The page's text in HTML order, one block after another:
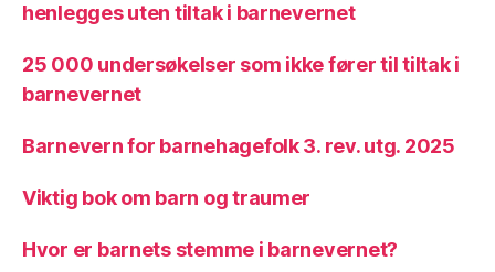
henlegges uten tiltak i barnevernet
25 000 undersøkelser som ikke fører til tiltak i
barnevernet
Barnevern for barnehagefolk 3. rev. utg. 2025
Viktig bok om barn og traumer
Hvor er barnets stemme i barnevernet?